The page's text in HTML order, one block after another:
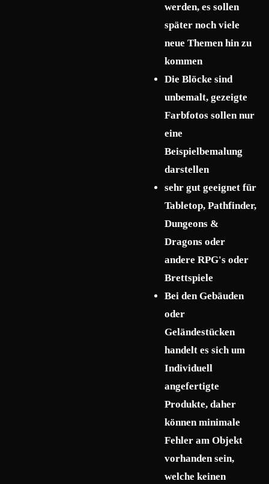
werden, es sollen
später noch viele
neue Themen hin zu
kommen
Die Blöcke sind
unbemalt, gezeigte
Farbfotos sollen nur
eine
Beispielbemalung
darstellen
sehr gut geeignet für
Tabletop, Pathfinder,
Dungeons &
Dragons oder
andere RPG's oder
Brettspiele
Bei den Gebäuden
oder
Geländestücken
handelt es sich um
Individuell
angefertigte
Produkte, daher
können minimale
Fehler am Objekt
vorhanden sein,
welche keinen